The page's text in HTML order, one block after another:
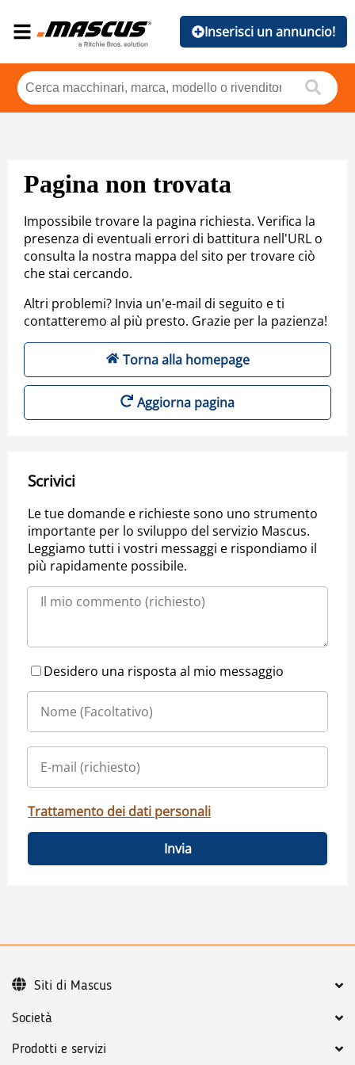
Inserisci un annuncio!
Pagina non trovata
Impossibile trovare la pagina richiesta. Verifica la
presenza di eventuali errori di battitura nell'URL o
consulta la nostra mappa del sito per trovare ciò
che stai cercando.
Altri problemi? Invia un'e-mail di seguito e ti
contatteremo al più presto. Grazie per la pazienza!
Torna alla homepage
Aggiorna pagina
Scrivici
Le tue domande e richieste sono uno strumento
importante per lo sviluppo del servizio Mascus.
Leggiamo tutti i vostri messaggi e rispondiamo il
più rapidamente possibile.
Desidero una risposta al mio messaggio
Trattamento dei dati personali
Invia
Società
Prodotti e servizi
Siti di Mascus